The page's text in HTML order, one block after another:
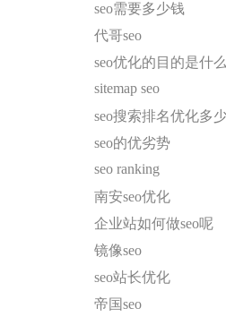
seo需要多少钱
代哥seo
seo优化的目的是什
sitemap seo
seo搜索排名优化多
seo的优劣势
seo ranking
南安seo优化
企业站如何做seo呢
镜像seo
seo站长优化
帝国seo